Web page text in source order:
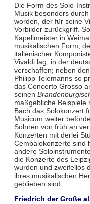
Die Form des Solo-
Musik besonders
worden, der für seine
Vorbilder zurückgriff.
Kapellmeister in
musikalischen Form,
italienischer
Vivaldi lag, in der
verschaffen; neben
Philipp Telemanns so
das Concerto Grosso
seinen
maßgebliche Beispiele
Bach das Solokonzert
Musicum weiter
Söhnen von früh an
Konzerten mit derlei
Cembalokonzerte sind
andere
die Konzerte des
wurden und zweifellos
ihres musikalischen
geblieben sind.
Friedrich der Große